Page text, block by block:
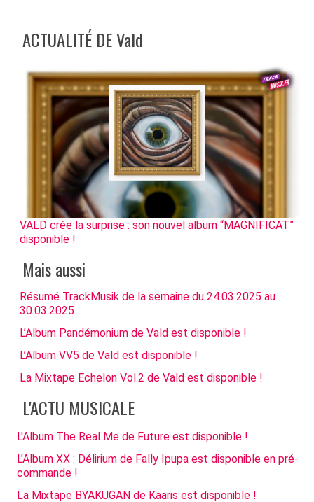
ACTUALITÉ DE Vald
VALD crée la surprise : son nouvel album “MAGNIFICAT”
disponible !
Mais aussi
Résumé TrackMusik de la semaine du 24.03.2025 au
30.03.2025
L’Album Pandémonium de Vald est disponible !
L’Album VV5 de Vald est disponible !
La Mixtape Echelon Vol.2 de Vald est disponible !
L'ACTU MUSICALE
L'Album The Real Me de Future est disponible !
L'Album XX : Délirium de Fally Ipupa est disponible en pré-
commande !
La Mixtape BYAKUGAN de Kaaris est disponible !